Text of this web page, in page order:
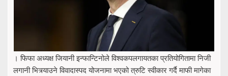
। फिफा अध्यक्ष जियानी इन्फान्टिनोले विश्वकपलगायतका प्रतियोगितामा निजी
लगानी भित्र्याउने विवादास्पद योजनामा भएको त्रुटि स्वीकार गर्दै माफी मागेका